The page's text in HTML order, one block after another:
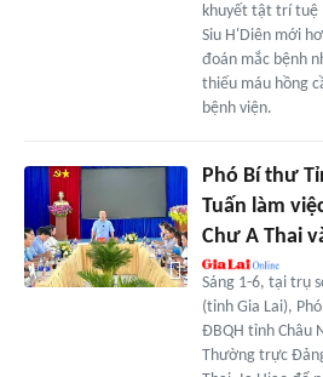
khuyết tật trí tuệ
Siu H'Diên mới
đoán mắc bệnh
thiếu máu hồng
bệnh viện.
Phó Bí thư
Tuấn làm
Chư A Thai
Sáng 1-6, tại trụ
(tỉnh Gia Lai),
ĐBQH tỉnh Châu
Thường trực